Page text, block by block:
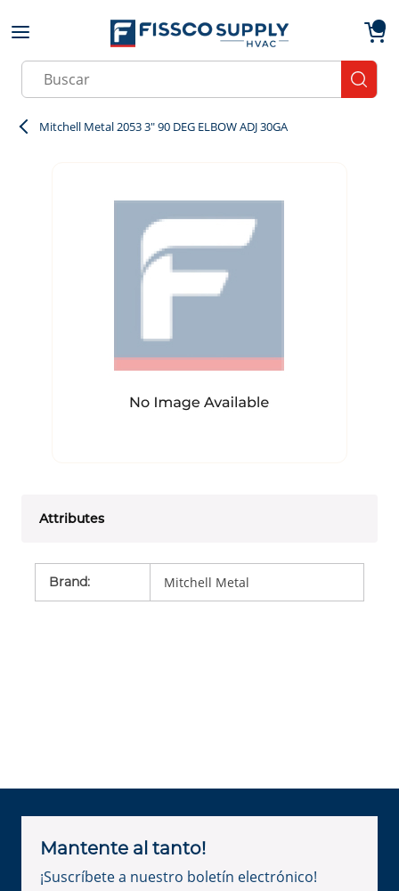
Skip to main content
Site Search
Mitchell Metal 2053 3" 90 DEG ELBOW ADJ 30GA
Attributes
Brand: Mitchell Metal
Mantente al tanto!
¡Suscríbete a nuestro boletín electrónico!